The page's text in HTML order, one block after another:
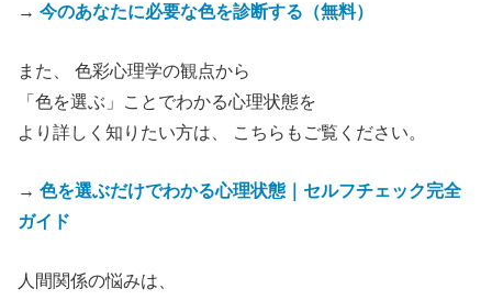
→ 今のあなたに必要な色を診断する（無料）
また、 色彩心理学の観点から
「色を選ぶ」ことでわかる心理状態を
より詳しく知りたい方は、 こちらもご覧ください。
→ 色を選ぶだけでわかる心理状態｜セルフチェック完全
ガイド
人間関係の悩みは、